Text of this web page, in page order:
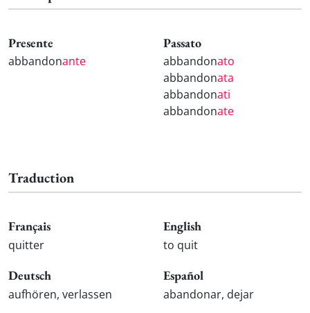
Presente
abbandonante
Passato
abbandonato
abbandonata
abbandonati
abbandonate
Traduction
Français
quitter
English
to quit
Deutsch
aufhören, verlassen
Español
abandonar, dejar